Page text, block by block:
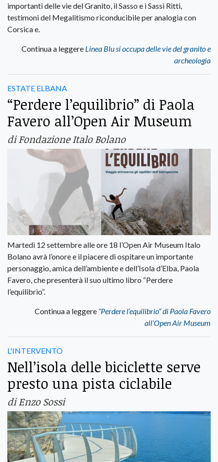
importanti delle vie del Granito, il Sasso e i Sassi Ritti,
testimoni del Megalitismo riconducibile per analogia con
Corsica e.
Continua a leggere Linea Blu si occupa delle vie del granito e
archeologia
ESTATE ELBANA
“Perdere l’equilibrio” di Paola
Favero all’Open Air Museum
di Fondazione Italo Bolano
Martedì 12 settembre alle ore 18 l’Open Air Museum Italo
Bolano avrà l’onore e il piacere di ospitare un importante
personaggio, amica dell’ambiente e dell’Isola d’Elba, Paola
Favero, che presenterà il suo ultimo libro “Perdere
l’equilibrio”.
Continua a leggere “Perdere l’equilibrio” di Paola Favero
all’Open Air Museum
L'INTERVENTO
Nell’isola delle biciclette serve
presto una pista ciclabile
di Enzo Sossi